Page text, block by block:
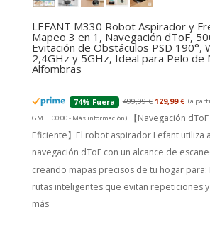
LEFANT M330 Robot Aspirador y
Mapeo 3 en 1, Navegación dToF,
Evitación de Obstáculos PSD 190°,
2,4GHz y 5GHz, Ideal para Pelo de
Alfombras
74% Fuera 499,99 € 129,99 € (a
GMT +00:00 - Más información)
【Navegación
Eficiente】El robot aspirador Lefant utiliza
navegación dToF con un alcance de
creando mapas precisos de tu hogar para:
rutas inteligentes que evitan repeticiones y
más